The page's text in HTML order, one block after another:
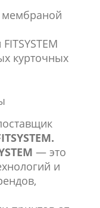
мембраной
курточных
— это
и